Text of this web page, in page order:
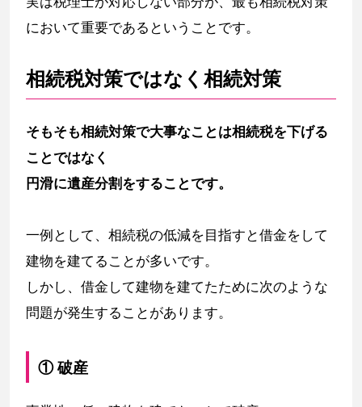
において重要であるということです。
相続税対策ではなく相続対策
そもそも相続対策で大事なことは相続税を下げる
ことではなく
円滑に遺産分割をすることです。
一例として、相続税の低減を目指すと借金をして
建物を建てることが多いです。
しかし、借金して建物を建てたために次のような
問題が発生することがあります。
① 破産